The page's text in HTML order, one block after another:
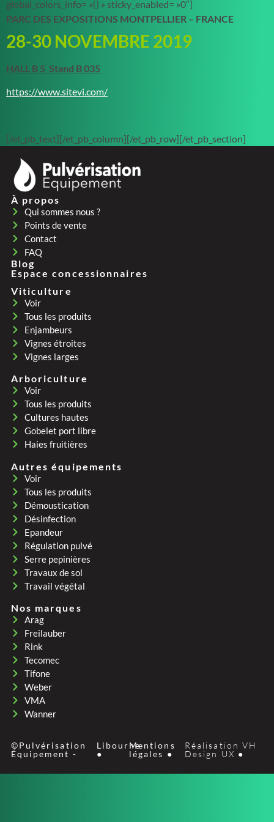
global_colors_info= »{} » sticky_enabled= »0″]
PARC DES EXPOSITIONS MONTPELLIER – FRANCE
28-30 NOVEMBRE 2019
HALL B 5 Stand B 035
https://www.sitevi.com/
[/et_pb_text][/et_pb_column][/et_pb_row][/et_pb_section]
À propos
Qui sommes nous ?
Points de vente
Contact
FAQ
Blog
Espace concessionnaires
Viticulture
Voir
Tous les produits
Enjambeurs
Vignes étroites
Vignes larges
Arboriculture
Voir
Tous les produits
Cultures hautes
Gobelet port libre
Haies fruitières
Autres équipements
Voir
Tous les produits
Démoustication
Désinfection
Epandeur
Régulation pulvé
Serre pepinières
Travaux de sol
Travail végétal
Nos marques
Arag
Freilauber
Rink
Tecomec
Tifone
Weber
VMA
Wanner
©Pulvérisation
Équipement -
Libourne
●
Mentions
légales ●
Réalisation VH
Design UX ●